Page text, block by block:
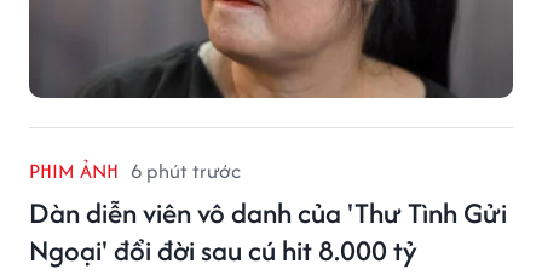
PHIM ẢNH 6 phút trước
Dàn diễn viên vô danh của 'Thư Tình Gửi
Ngoại' đổi đời sau cú hit 8.000 tỷ